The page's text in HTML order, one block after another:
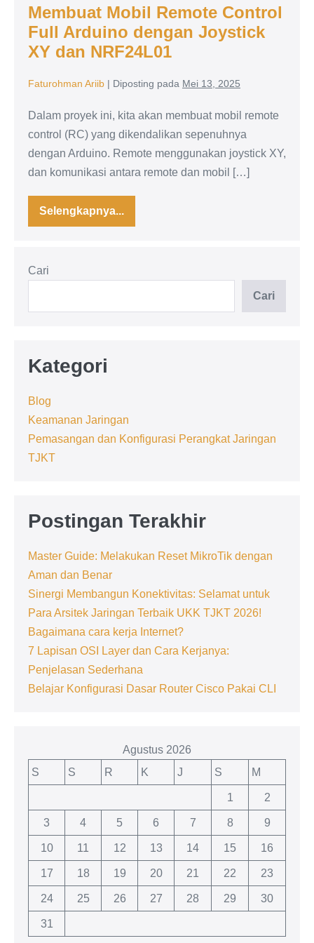
NRF24L01
Membuat Mobil Remote Control
Full Arduino dengan Joystick
XY dan NRF24L01
Faturohman Ariib | Diposting pada Mei 13, 2025
Dalam proyek ini, kita akan membuat mobil remote
control (RC) yang dikendalikan sepenuhnya
dengan Arduino. Remote menggunakan joystick XY,
dan komunikasi antara remote dan mobil […]
Selengkapnya...
Membuat
Mobil
dengan
Cari
Cari
Kategori
Blog
Keamanan Jaringan
Pemasangan dan Konfigurasi Perangkat Jaringan
TJKT
Postingan Terakhir
Master Guide: Melakukan Reset MikroTik dengan
Aman dan Benar
Sinergi Membangun Konektivitas: Selamat untuk
Para Arsitek Jaringan Terbaik UKK TJKT 2026!
Bagaimana cara kerja Internet?
7 Lapisan OSI Layer dan Cara Kerjanya:
Penjelasan Sederhana
Belajar Konfigurasi Dasar Router Cisco Pakai CLI
Agustus 2026
S
S R K J S M
1 2
3 4 5 6 7 8 9
10 11 12 13 14 15 16
17 18 19 20 21 22 23
24 25 26 27 28 29 30
31